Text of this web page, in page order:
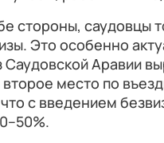
стороны, саудовцы
Это особенно
Аравии
место по
с введением